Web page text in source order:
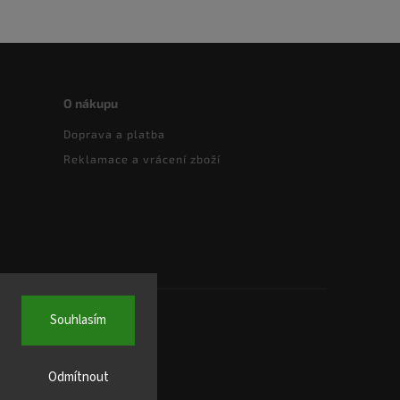
Odmítnout
Souhlasím
O nákupu
Doprava a platba
Reklamace a vrácení zboží